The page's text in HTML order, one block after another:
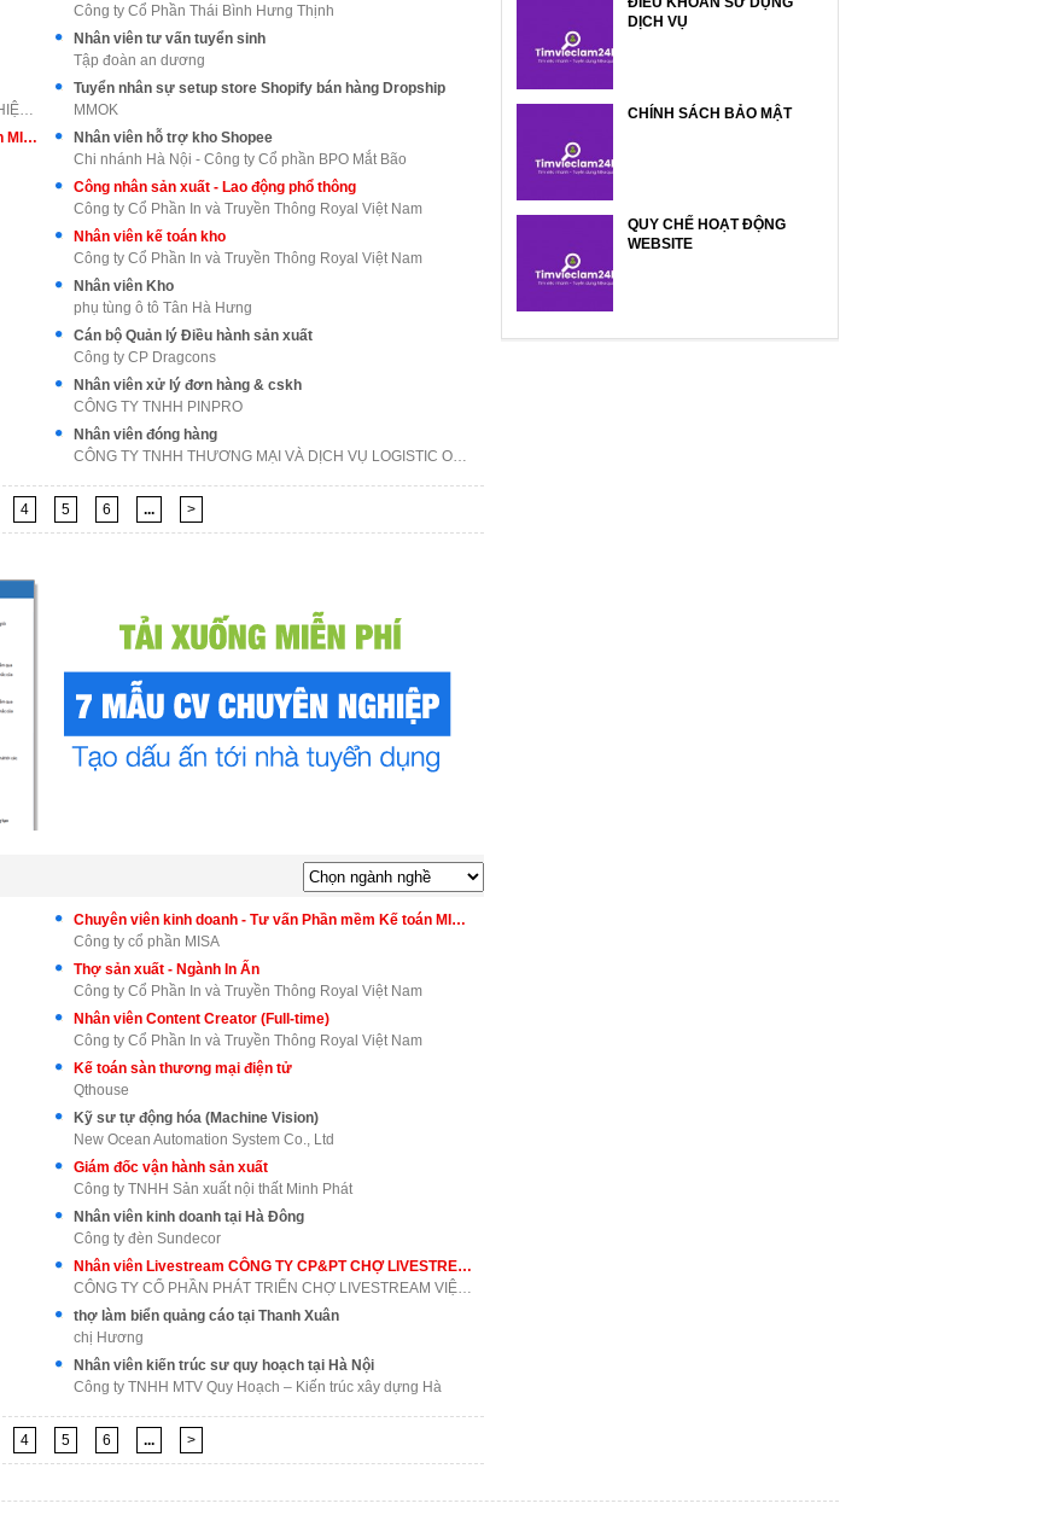
Công ty Cổ Phần Thái Bình Hưng Thịnh
Nhân viên tư vấn tuyển sinh
Tập đoàn an dương
Tuyển nhân sự setup store Shopify bán hàng Dropship
MMOK
Chuyên viên kinh doanh - Tư vấn Phần mềm Kế toán MISA AMIS
Nhân viên hỗ trợ kho Shopee
Chi nhánh Hà Nội - Công ty Cổ phần BPO Mắt Bão
Công nhân sản xuất - Lao động phổ thông
Công ty Cổ Phần In và Truyền Thông Royal Việt Nam
Nhân viên kế toán kho
Công ty Cổ Phần In và Truyền Thông Royal Việt Nam
Nhân viên Kho
phụ tùng ô tô Tân Hà Hưng
Cán bộ Quản lý Điều hành sản xuất
Công ty CP Dragcons
Nhân viên xử lý đơn hàng & cskh
CÔNG TY TNHH PINPRO
Nhân viên đóng hàng
4 5 6 ... >
Chuyên viên kinh doanh - Tư vấn Phần mềm Kế toán MISA AMIS
Công ty cổ phần MISA
Thợ sản xuất - Ngành In Ấn
Công ty Cổ Phần In và Truyền Thông Royal Việt Nam
Nhân viên Content Creator (Full-time)
Công ty Cổ Phần In và Truyền Thông Royal Việt Nam
Kế toán sàn thương mại điện tử
Qthouse
Kỹ sư tự động hóa (Machine Vision)
New Ocean Automation System Co., Ltd
Giám đốc vận hành sản xuất
Công ty TNHH Sản xuất nội thất Minh Phát
Nhân viên kinh doanh tại Hà Đông
Công ty đèn Sundecor
Nhân viên Livestream CÔNG TY CP&PT CHỢ LIVESTREAM VIỆT NAM
thợ làm biển quảng cáo tại Thanh Xuân
chị Hương
Nhân viên kiến trúc sư quy hoạch tại Hà Nội
Công ty TNHH MTV Quy Hoạch – Kiến trúc xây dựng Hà
4 5 6 ... >
DỊCH VỤ
CHÍNH SÁCH BẢO MẬT
QUY CHẾ HOẠT ĐỘNG
WEBSITE